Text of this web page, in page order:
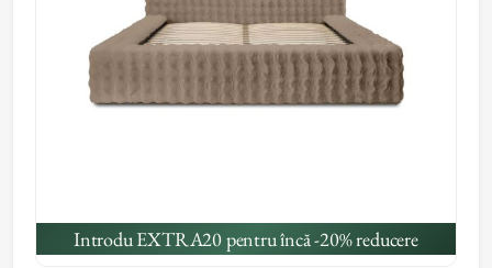
Introdu EXTRA20 pentru încă -20% reducere